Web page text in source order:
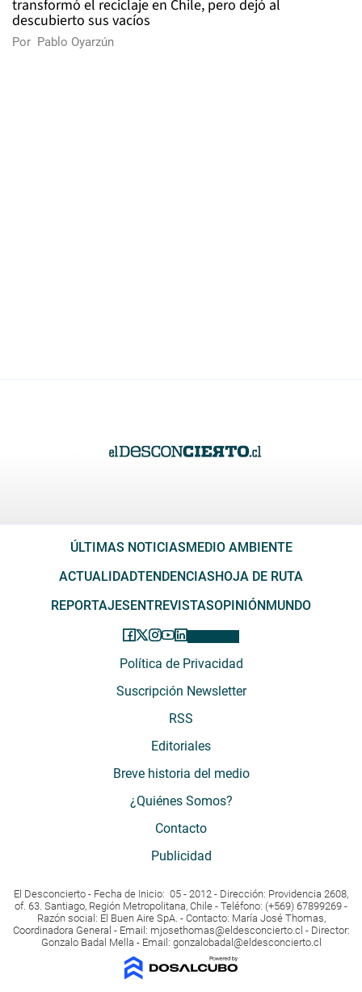
transformó el reciclaje en Chile, pero dejó al
descubierto sus vacíos
Por Pablo Oyarzún
ÚLTIMAS NOTICIASMEDIO AMBIENTE
ACTUALIDADTENDENCIASHOJA DE RUTA
REPORTAJESENTREVISTASOPINIÓNMUNDO
Política de Privacidad
Suscripción Newsletter
RSS
Editoriales
Breve historia del medio
¿Quiénes Somos?
Contacto
Publicidad
El Desconcierto - Fecha de Inicio: 05 - 2012 - Dirección: Providencia 2608,
of. 63. Santiago, Región Metropolitana, Chile - Teléfono: (+569) 67899269 -
Razón social: El Buen Aire SpA. - Contacto: María José Thomas,
Coordinadora General - Email: mjosethomas@eldesconcierto.cl - Director:
Gonzalo Badal Mella - Email: gonzalobadal@eldesconcierto.cl